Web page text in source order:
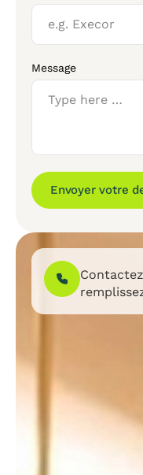
Message
Envoyer votre